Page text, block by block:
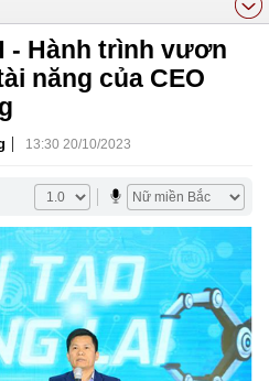
- Hành trình vươn
năng của CEO
| 13:30 20/10/2023